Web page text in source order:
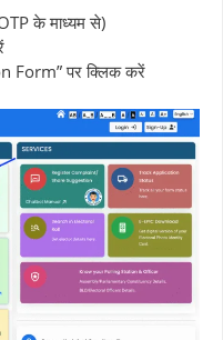
के माध्यम से)
Form” पर क्लिक करें